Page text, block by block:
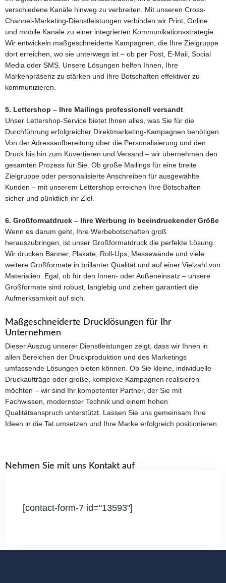
verschiedene Kanäle hinweg zu verbreiten. Mit unseren Cross-
Channel-Marketing-Dienstleistungen verbinden wir Print, Online
und mobile Kanäle zu einer integrierten Kommunikationsstrategie.
Wir entwickeln maßgeschneiderte Kampagnen, die Ihre Zielgruppe
dort erreichen, wo sie unterwegs ist – ob per Post, E-Mail, Social
Media oder SMS. Unsere Lösungen helfen Ihnen, Ihre
Markenpräsenz zu stärken und Ihre Botschaften effektiver zu
kommunizieren.
5. Lettershop – Ihre Mailings professionell versandt
Unser Lettershop-Service bietet Ihnen alles, was Sie für die
Durchführung erfolgreicher Direktmarketing-Kampagnen benötigen.
Von der Adressaufbereitung über die Personalisierung und den
Druck bis hin zum Kuvertieren und Versand – wir übernehmen den
gesamten Prozess für Sie. Ob große Mailings für eine breite
Zielgruppe oder personalisierte Anschreiben für ausgewählte
Kunden – mit unserem Lettershop erreichen Ihre Botschaften
sicher und pünktlich ihr Ziel.
6. Großformatdruck – Ihre Werbung in beeindruckender Größe
Wenn es darum geht, Ihre Werbebotschaften groß
herauszubringen, ist unser Großformatdruck die perfekte Lösung.
Wir drucken Banner, Plakate, Roll-Ups, Messewände und viele
weitere Großformate in brillanter Qualität und auf einer Vielzahl von
Materialien. Egal, ob für den Innen- oder Außeneinsatz – unsere
Großformate sind robust, langlebig und ziehen garantiert die
Aufmerksamkeit auf sich.
Maßgeschneiderte Drucklösungen für Ihr
Unternehmen
Dieser Auszug unserer Dienstleistungen zeigt, dass wir Ihnen in
allen Bereichen der Druckproduktion und des Marketings
umfassende Lösungen bieten können. Ob Sie kleine, individuelle
Druckaufträge oder große, komplexe Kampagnen realisieren
möchten – wir sind Ihr kompetenter Partner, der Sie mit
Fachwissen, modernster Technik und einem hohen
Qualitätsanspruch unterstützt. Lassen Sie uns gemeinsam Ihre
Ideen in die Tat umsetzen und Ihre Marke erfolgreich positionieren.
Nehmen Sie mit uns Kontakt auf
[contact-form-7 id="13593"]